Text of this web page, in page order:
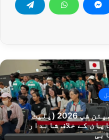
ایشیائی نیٹ بال چیمپئن شپ 2026 (پلیٹ
کے خلاف شاندار